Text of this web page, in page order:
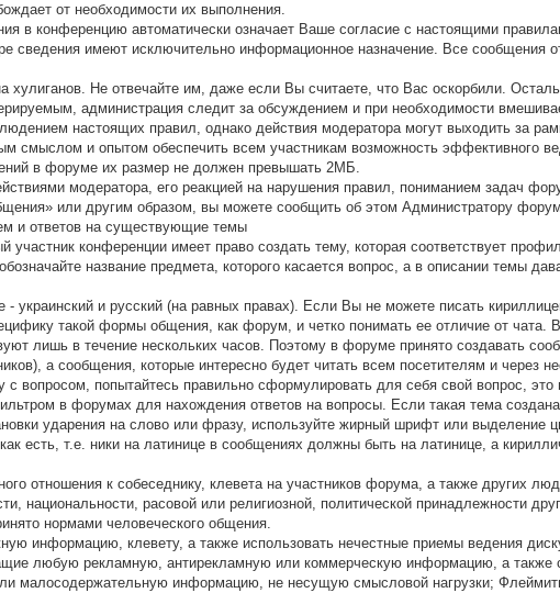
от необходимости их выполнения.
в конференцию автоматически означает Ваше согласие с настоящими
сведения имеют исключительно информационное назначение. Все сообщения
хулиганов. Не отвечайте им, даже если Вы считаете, что Вас оскорбили.
администрация следит за обсуждением и при необходимости
настоящих правил, однако действия модератора могут выходить за
смыслом и опытом обеспечить всем участникам возможность эффективного
в форуме их размер не должен превышать 2МБ.
модератора, его реакцией на нарушения правил, пониманием задач
или другим образом, вы можете сообщить об этом Администратору
и ответов на существующие темы
участник конференции имеет право создать тему, которая соответствует
название предмета, которого касается вопрос, а в описании темы
украинский и русский (на равных правах). Если Вы не можете писать
такой формы общения, как форум, и четко понимать ее отличие от чата.
лишь в течение нескольких часов. Поэтому в форуме принято создавать
а сообщения, которые интересно будет читать всем посетителям и через
вопросом, попытайтесь правильно сформулировать для себя свой вопрос, это
в форумах для нахождения ответов на вопросы. Если такая тема
ударения на слово или фразу, используйте жирный шрифт или
есть, т.е. ники на латинице в сообщениях должны быть на латинице, а
отношения к собеседнику, клевета на участников форума, а также других
национальности, расовой или религиозной, политической принадлежности
нормами человеческого общения.
информацию, клевету, а также использовать нечестные приемы ведения
любую рекламную, антирекламную или коммерческую информацию, а
малосодеpжательнyю инфоpмацию, не несущую смысловой нагрузки;